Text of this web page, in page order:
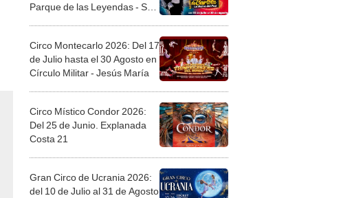
Parque de las Leyendas - San
Circo Montecarlo 2026: Del 17
de Julio hasta el 30 Agosto en
Círculo Militar - Jesús María
Circo Místico Condor 2026:
Del 25 de Junio. Explanada
Costa 21
Gran Circo de Ucrania 2026:
del 10 de Julio al 31 de Agosto